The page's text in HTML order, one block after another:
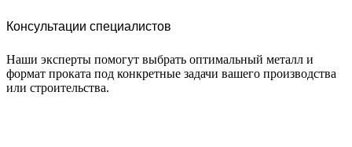
Консультации специалистов
Наши эксперты помогут выбрать оптимальный металл и
формат проката под конкретные задачи вашего производства
или строительства.